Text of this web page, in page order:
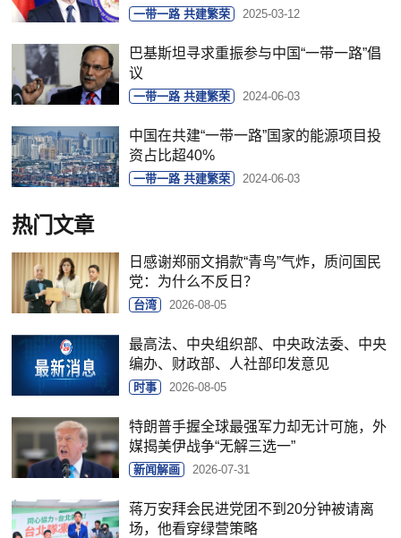
一带一路 共建繁荣 2025-03-12
巴基斯坦寻求重振参与中国“一带一路”倡
议
一带一路 共建繁荣 2024-06-03
中国在共建“一带一路”国家的能源项目投
资占比超40%
一带一路 共建繁荣 2024-06-03
热门文章
日感谢郑丽文捐款“青鸟”气炸，质问国民
党：为什么不反日？
台湾 2026-08-05
最高法、中央组织部、中央政法委、中央
编办、财政部、人社部印发意见
时事 2026-08-05
特朗普手握全球最强军力却无计可施，外
媒揭美伊战争“无解三选一”
新闻解画 2026-07-31
蒋万安拜会民进党团不到20分钟被请离
场，他看穿绿营策略